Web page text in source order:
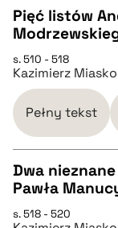
pobierz cytat
CZYSTY TEKST
pobierz cytat
BIBTEX
pobierz cytat
Pięć listów
s. 510 - 518
Kazimierz
Pełny tekst
Dwa
Pawła
s. 518 - 520